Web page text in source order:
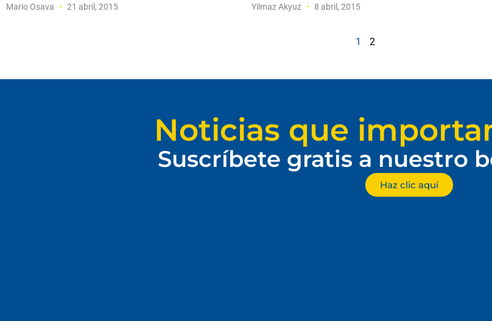
Mario Osava 21 abril, 2015 Yilmaz Akyuz 8 abril, 2015
1 2
Noticias que
Suscríbete gratis a nuestro
Haz clic aquí